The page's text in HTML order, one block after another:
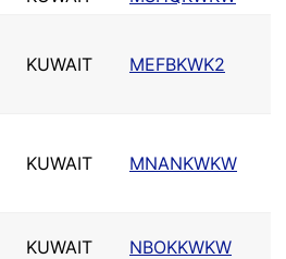
KUWAIT MEFBKWK2
KUWAIT MNANKWKW
KUWAIT NBOKKWKW